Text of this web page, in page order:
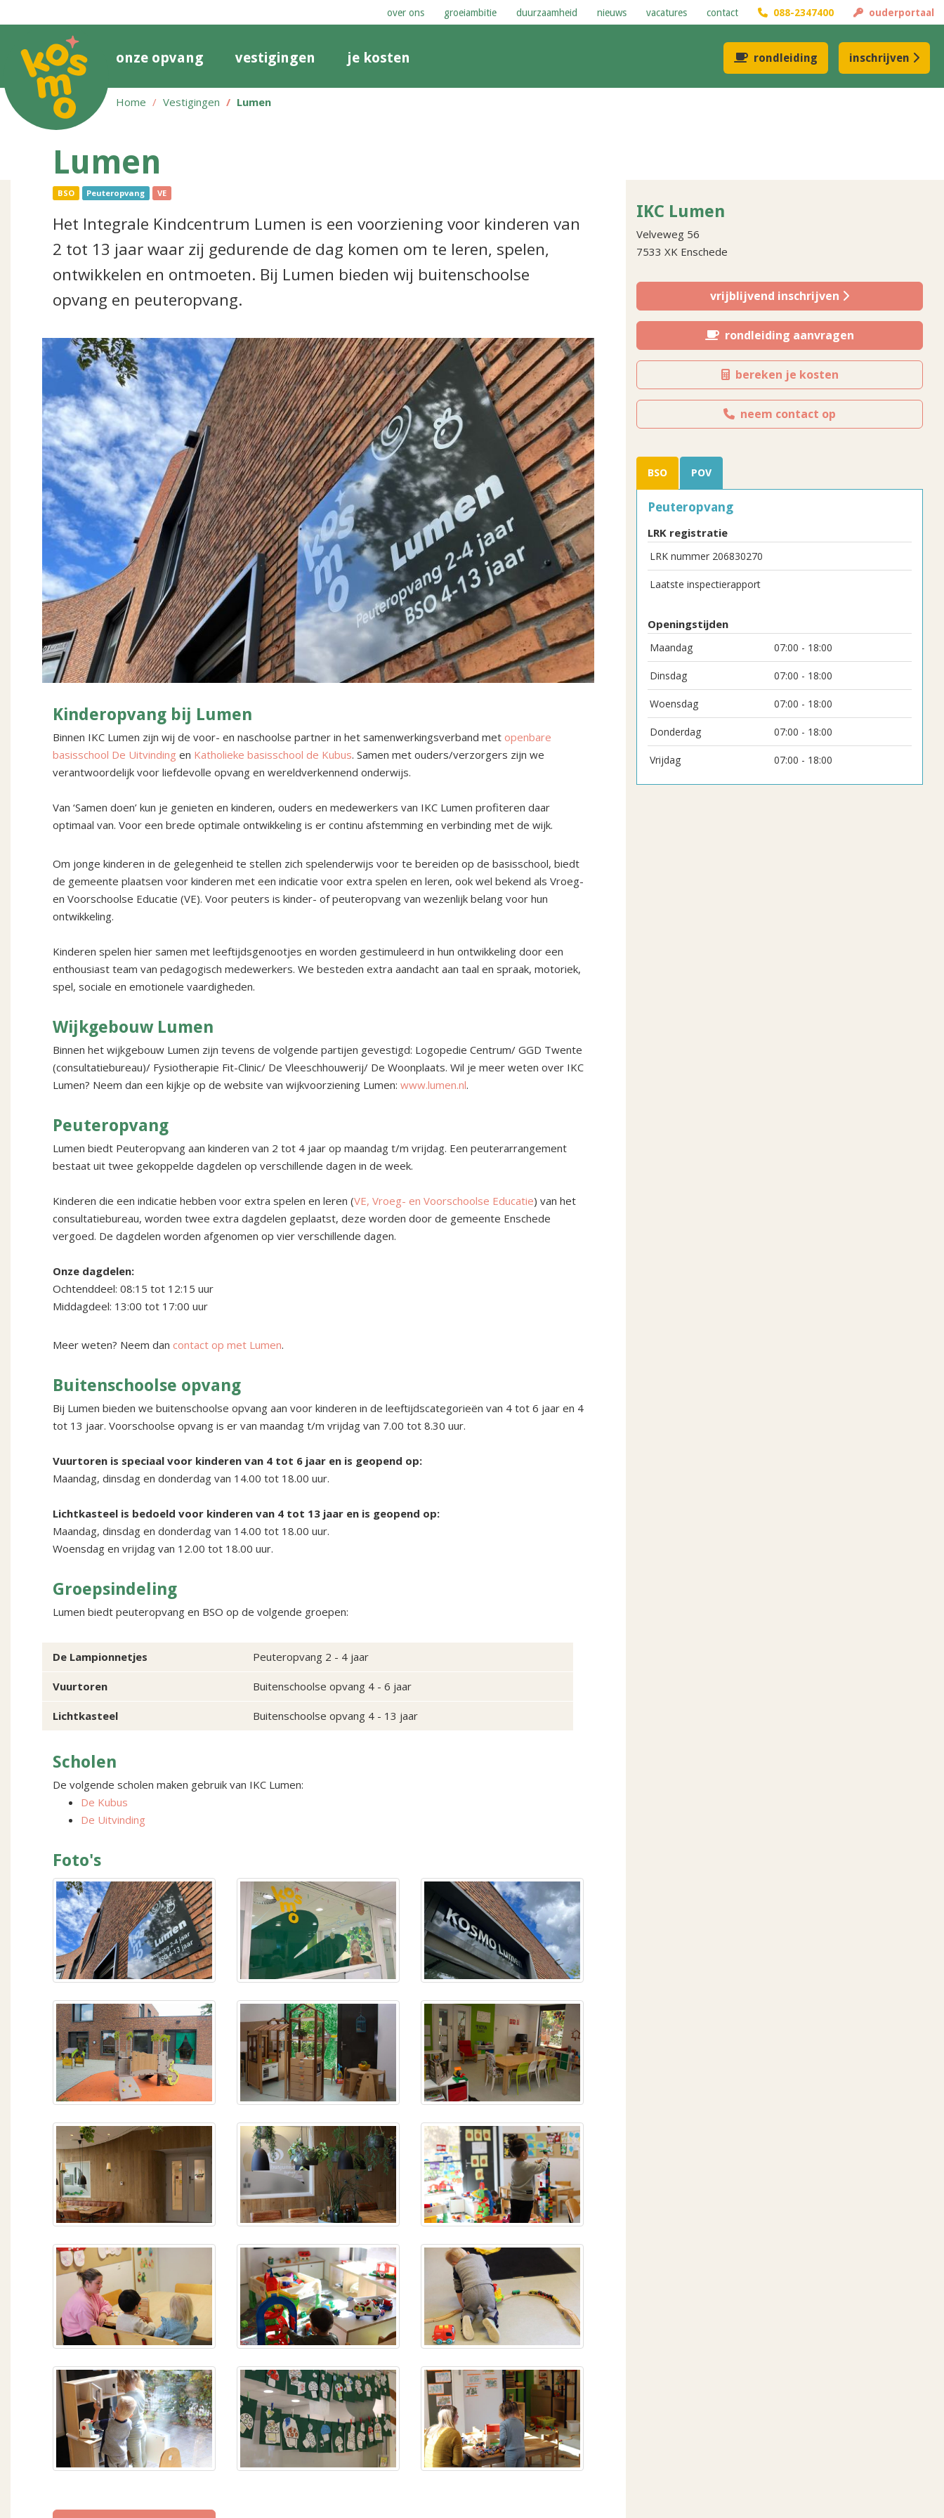
onze opvang vestigingen je kosten inschrijven
rondleiding
over ons groeiambitie duurzaamheid nieuws vacatures contact 088-2347400 ouderportaal
Home Vestigingen Lumen
Lumen
BSO Peuteropvang VE
Het Integrale Kindcentrum Lumen is een voorziening voor kinderen van
2 tot 13 jaar waar zij gedurende de dag komen om te leren, spelen,
ontwikkelen en ontmoeten. Bij Lumen bieden wij buitenschoolse
opvang en peuteropvang.
Kinderopvang bij Lumen
Binnen IKC Lumen zijn wij de voor- en naschoolse partner in het samenwerkingsverband met openbare
basisschool De Uitvinding en Katholieke basisschool de Kubus. Samen met ouders/verzorgers zijn we
verantwoordelijk voor liefdevolle opvang en wereldverkennend onderwijs.
Van ‘Samen doen’ kun je genieten en kinderen, ouders en medewerkers van IKC Lumen profiteren daar
optimaal van. Voor een brede optimale ontwikkeling is er continu afstemming en verbinding met de wijk.
Om jonge kinderen in de gelegenheid te stellen zich spelenderwijs voor te bereiden op de basisschool, biedt
de gemeente plaatsen voor kinderen met een indicatie voor extra spelen en leren, ook wel bekend als Vroeg-
en Voorschoolse Educatie (VE). Voor peuters is kinder- of peuteropvang van wezenlijk belang voor hun
ontwikkeling.
Kinderen spelen hier samen met leeftijdsgenootjes en worden gestimuleerd in hun ontwikkeling door een
enthousiast team van pedagogisch medewerkers. We besteden extra aandacht aan taal en spraak, motoriek,
spel, sociale en emotionele vaardigheden.
Wijkgebouw Lumen
Binnen het wijkgebouw Lumen zijn tevens de volgende partijen gevestigd: Logopedie Centrum/ GGD Twente
(consultatiebureau)/ Fysiotherapie Fit-Clinic/ De Vleeschhouwerij/ De Woonplaats. Wil je meer weten over IKC
Lumen? Neem dan een kijkje op de website van wijkvoorziening Lumen: www.lumen.nl.
Peuteropvang
Lumen biedt Peuteropvang aan kinderen van 2 tot 4 jaar op maandag t/m vrijdag. Een peuterarrangement
bestaat uit twee gekoppelde dagdelen op verschillende dagen in de week.
Kinderen die een indicatie hebben voor extra spelen en leren (VE, Vroeg- en Voorschoolse Educatie) van het
consultatiebureau, worden twee extra dagdelen geplaatst, deze worden door de gemeente Enschede
vergoed. De dagdelen worden afgenomen op vier verschillende dagen.
Onze dagdelen:
Ochtenddeel: 08:15 tot 12:15 uur
Middagdeel: 13:00 tot 17:00 uur
Meer weten? Neem dan contact op met Lumen.
Buitenschoolse opvang
Bij Lumen bieden we buitenschoolse opvang aan voor kinderen in de leeftijdscategorieën van 4 tot 6 jaar en 4
tot 13 jaar. Voorschoolse opvang is er van maandag t/m vrijdag van 7.00 tot 8.30 uur.
Vuurtoren is speciaal voor kinderen van 4 tot 6 jaar en is geopend op:
Maandag, dinsdag en donderdag van 14.00 tot 18.00 uur.
Lichtkasteel is bedoeld voor kinderen van 4 tot 13 jaar en is geopend op:
Maandag, dinsdag en donderdag van 14.00 tot 18.00 uur.
Woensdag en vrijdag van 12.00 tot 18.00 uur.
Groepsindeling
Lumen biedt peuteropvang en BSO op de volgende groepen:
De Lampionnetjes Peuteropvang 2 - 4 jaar
Vuurtoren Buitenschoolse opvang 4 - 6 jaar
Lichtkasteel Buitenschoolse opvang 4 - 13 jaar
Scholen
De volgende scholen maken gebruik van IKC Lumen:
De Kubus
De Uitvinding
Foto's
IKC Lumen
Velveweg 56
7533 XK Enschede
vrijblijvend inschrijven
rondleiding aanvragen
bereken je kosten
neem contact op
BSO POV
Peuteropvang
LRK registratie
LRK nummer 206830270
Laatste inspectierapport
Openingstijden
Maandag 07:00 - 18:00
Dinsdag 07:00 - 18:00
Woensdag 07:00 - 18:00
Donderdag 07:00 - 18:00
Vrijdag 07:00 - 18:00